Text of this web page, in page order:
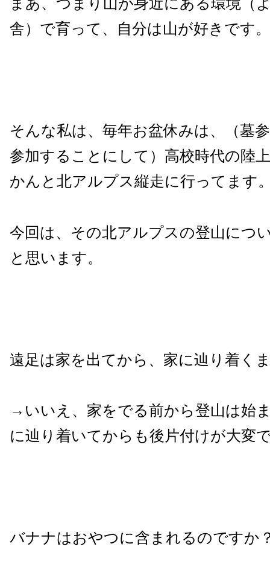
舎）で育って、自分は山が好きです。
そんな私は、毎年お盆休みは、（墓
参加することにして）高校時代の陸
かんと北アルプス縦走に行ってます
今回は、その北アルプスの登山につ
と思います。
遠足は家を出てから、家に辿り着く
→いいえ、家をでる前から登山は始
に辿り着いてからも後片付けが大変
バナナはおやつに含まれるのですか